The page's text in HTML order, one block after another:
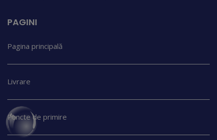
PAGINI
Pagina principală
Livrare
Puncte de primire